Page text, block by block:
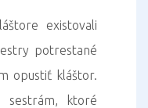
existovali
potrestané
opustiť kláštor.
ktoré